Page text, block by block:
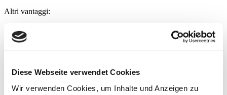
Diese Webseite verwendet Cookies
Wir verwenden Cookies, um Inhalte und Anzeigen zu
Altri vantaggi:
Downloads: